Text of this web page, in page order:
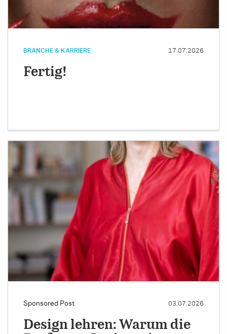
BRANCHE & KARRIERE 17.07.2026
Fertig!
Sponsored Post 03.07.2026
Design lehren: Warum die